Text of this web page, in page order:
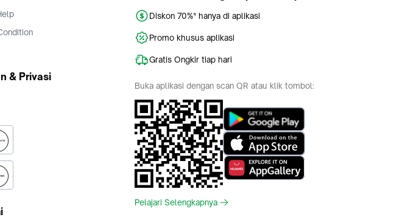
& Privasi
Diskon 70%* hanya di aplikasi
Promo khusus aplikasi
Gratis Ongkir tiap hari
Buka aplikasi dengan scan QR atau klik tombol:
Pelajari Selengkapnya